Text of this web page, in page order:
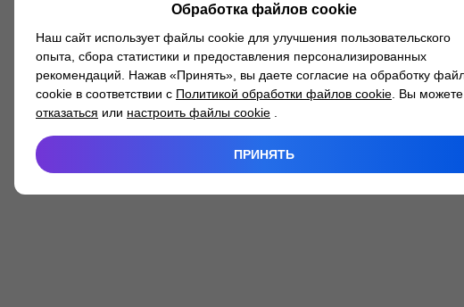
Обработка файлов cookie
Наш сайт использует файлы cookie для улучшения пользовательского
опыта, сбора статистики и предоставления персонализированных
рекомендаций. Нажав «Принять», вы даете согласие на обработку
cookie в соответствии с Политикой обработки файлов cookie . Вы можете
отказаться или настроить файлы cookie
ПРИНЯТЬ